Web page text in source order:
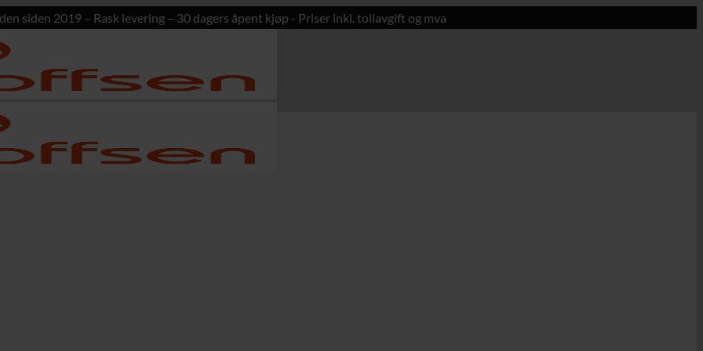
siden 2019 – Rask levering – 30 dagers åpent kjøp - Priser inkl. tollavgift og mva